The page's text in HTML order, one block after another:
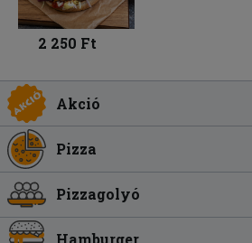
2 250 Ft
Akció
Pizza
Pizzagolyó